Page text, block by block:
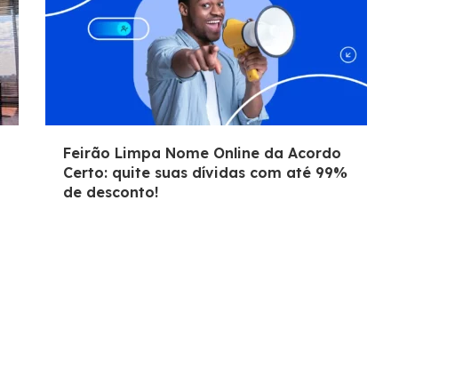
Feirão Limpa Nome Online da Acordo
Certo: quite suas dívidas com até 99%
de desconto!